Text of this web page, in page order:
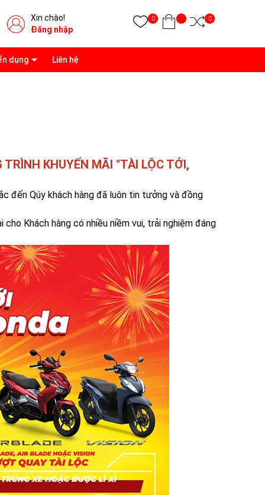
Xin chào!
Đăng nhập
0 0
dụng Liên hệ
KHUYẾN MÃI "TÀI LỘC TỚI,
đến Qúy khách hàng đã luôn tin tưởng và đồng
Khách hàng có nhiều niềm vui, trải nghiệm đáng